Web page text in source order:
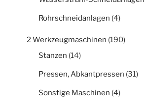
Rohrschneidanlagen (4)
2 Werkzeugmaschinen (190)
Stanzen (14)
Pressen, Abkantpressen (31)
Sonstige Maschinen (4)